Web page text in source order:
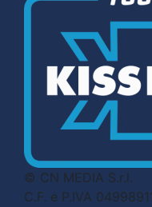
© CN MEDIA S.r.l.
C.F. e P.IVA